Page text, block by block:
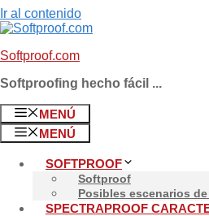
Ir al contenido
Softproof.com
Softproofing hecho fácil ...
MENÚ
MENÚ
SOFTPROOF
Softproof
Posibles escenarios
SPECTRAPROOF